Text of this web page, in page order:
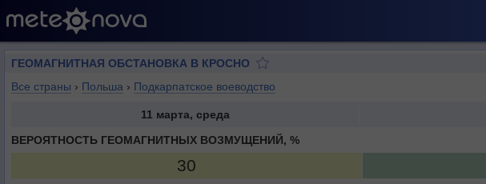
ГЕОМАГНИТНАЯ ОБСТАНОВКА В КРОСНО
Все страны › Польша › Подкарпатское воеводство
11 марта, среда
ВЕРОЯТНОСТЬ ГЕОМАГНИТНЫХ ВОЗМУЩЕНИЙ, %
30